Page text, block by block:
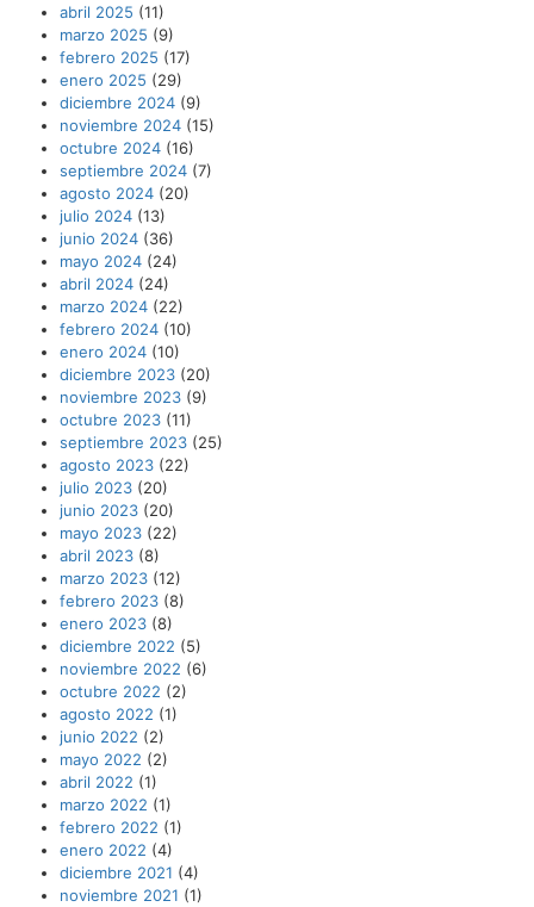
abril 2025 (11)
marzo 2025 (9)
febrero 2025 (17)
enero 2025 (29)
diciembre 2024 (9)
noviembre 2024 (15)
octubre 2024 (16)
septiembre 2024 (7)
agosto 2024 (20)
julio 2024 (13)
junio 2024 (36)
mayo 2024 (24)
abril 2024 (24)
marzo 2024 (22)
febrero 2024 (10)
enero 2024 (10)
diciembre 2023 (20)
noviembre 2023 (9)
octubre 2023 (11)
septiembre 2023 (25)
agosto 2023 (22)
julio 2023 (20)
junio 2023 (20)
mayo 2023 (22)
abril 2023 (8)
marzo 2023 (12)
febrero 2023 (8)
enero 2023 (8)
diciembre 2022 (5)
noviembre 2022 (6)
octubre 2022 (2)
agosto 2022 (1)
junio 2022 (2)
mayo 2022 (2)
abril 2022 (1)
marzo 2022 (1)
febrero 2022 (1)
enero 2022 (4)
diciembre 2021 (4)
noviembre 2021 (1)